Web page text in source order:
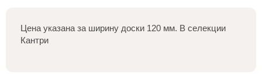
Цена указана за ширину доски 120 мм. В селекции
Кантри